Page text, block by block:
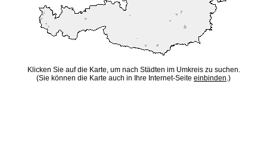
Klicken Sie auf die Karte, um nach Städten im Umkreis zu suchen.
(Sie können die Karte auch in Ihre Internet-Seite einbinden.)